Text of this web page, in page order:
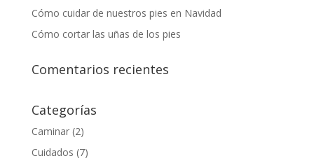
Cómo cuidar de nuestros pies en Navidad
Cómo cortar las uñas de los pies
Comentarios recientes
Categorías
Caminar(2)
Cuidados (7)